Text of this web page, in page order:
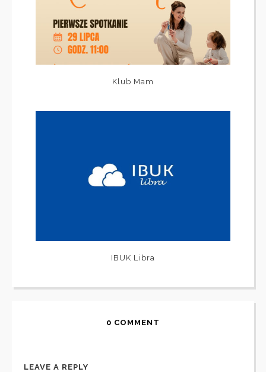
Klub Mam
IBUK Libra
0 COMMENT
LEAVE A REPLY